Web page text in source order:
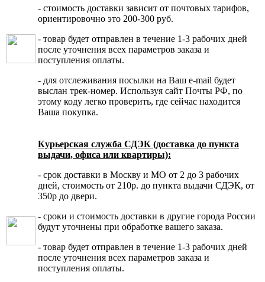
- стоимость доставки зависит от почтовых тарифов,
ориентировочно это 200-300 руб.
- товар будет отправлен в течение 1-3 рабочих дней
после уточнения всех параметров заказа и
поступления оплаты.
- для отслеживания посылки на Ваш e-mail будет
выслан трек-номер. Используя сайт Почты РФ, по
этому коду легко проверить, где сейчас находится
Ваша покупка.
Курьерская служба СДЭК (доставка до пункта
выдачи, офиса или квартиры):
- срок доставки в Москву и МО от 2 до 3 рабочих
дней, стоимость от 210р. до пункта выдачи СДЭК, от
350р до двери.
- сроки и стоимость доставки в другие города России
будут уточнены при обработке вашего заказа.
- товар будет отправлен в течение 1-3 рабочих дней
после уточнения всех параметров заказа и
поступления оплаты.